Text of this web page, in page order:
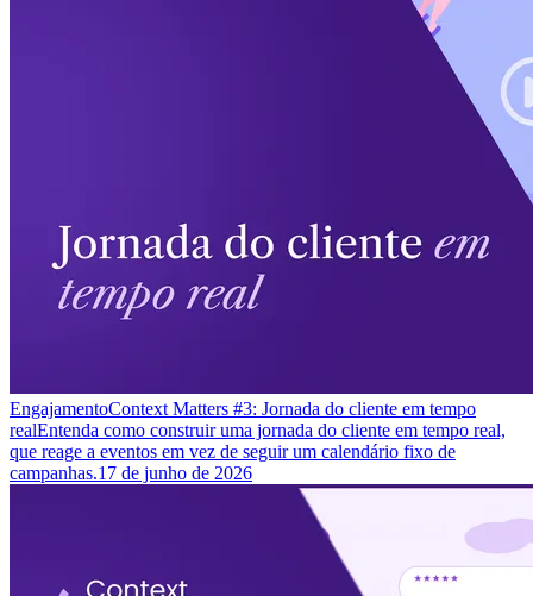
EngajamentoContext Matters #3: Jornada do cliente em tempo
realEntenda como construir uma jornada do cliente em tempo real,
que reage a eventos em vez de seguir um calendário fixo de
campanhas.17 de junho de 2026